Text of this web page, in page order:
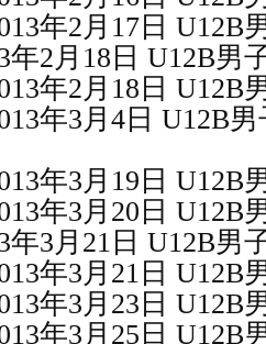
年2月17日 U12B
年2月18日 U12B男
年2月18日 U12B
年3月4日 U12B
年3月19日 U12B
年3月20日 U12B
年3月21日 U12B男
年3月21日 U12B
年3月23日 U12B
年3月25日 U12B